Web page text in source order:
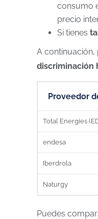
consumo
precio
Si tienes
A
discriminación
Proveedor
Total Energies
endesa
Iberdrola
Naturgy
Puedes